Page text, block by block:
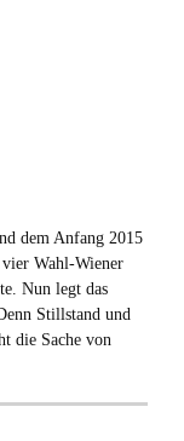
dem Anfang 2015
Wahl-Wiener
Nun legt das
Stillstand und
die Sache von